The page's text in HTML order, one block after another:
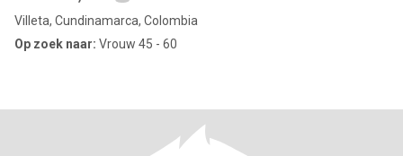
Villeta, Cundinamarca, Colombia
Op zoek naar: Vrouw 45 - 60